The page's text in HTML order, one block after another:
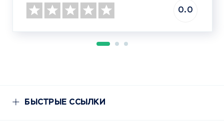
0.0
БЫСТРЫЕ ССЫЛКИ